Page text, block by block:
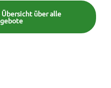
über alle